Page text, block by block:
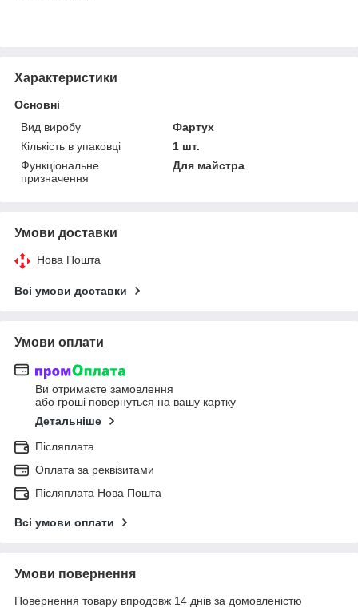
Характеристики
Основні
Вид виробу
Фартух
Кількість в упаковці
1 шт.
Функціональне
призначення
Для майстра
Умови доставки
Нова Пошта
Всі умови доставки
Умови оплати
Ви отримаєте замовлення
або гроші повернуться на вашу картку
Детальніше
Післяплата
Оплата за реквізитами
Післяплата Нова Пошта
Всі умови оплати
Умови повернення
Повернення товару впродовж 14 днів за домовленістю